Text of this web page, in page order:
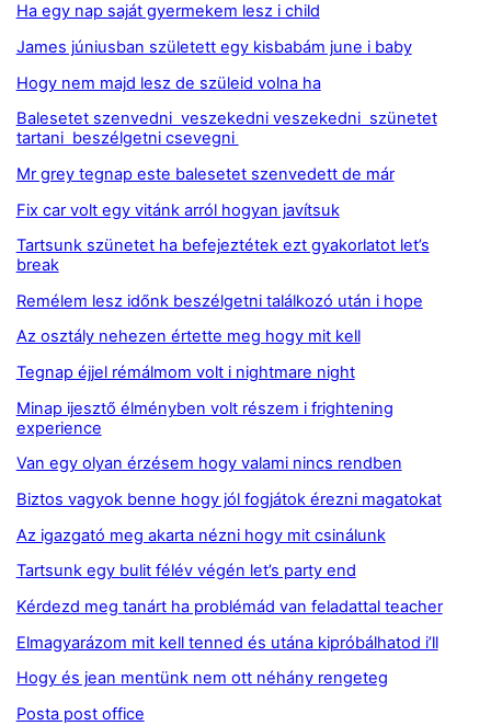
Ha egy nap saját gyermekem lesz i child
James júniusban született egy kisbabám june i baby
Hogy nem majd lesz de szüleid volna ha
Balesetet szenvedni veszekedni veszekedni szünetet
tartani beszélgetni csevegni
Mr grey tegnap este balesetet szenvedett de már
Fix car volt egy vitánk arról hogyan javítsuk
Tartsunk szünetet ha befejeztétek ezt gyakorlatot let’s
break
Remélem lesz időnk beszélgetni találkozó után i hope
Az osztály nehezen értette meg hogy mit kell
Tegnap éjjel rémálmom volt i nightmare night
Minap ijesztő élményben volt részem i frightening
experience
Van egy olyan érzésem hogy valami nincs rendben
Biztos vagyok benne hogy jól fogjátok érezni magatokat
Az igazgató meg akarta nézni hogy mit csinálunk
Tartsunk egy bulit félév végén let’s party end
Kérdezd meg tanárt ha problémád van feladattal teacher
Elmagyarázom mit kell tenned és utána kipróbálhatod i’ll
Hogy és jean mentünk nem ott néhány rengeteg
Posta post office